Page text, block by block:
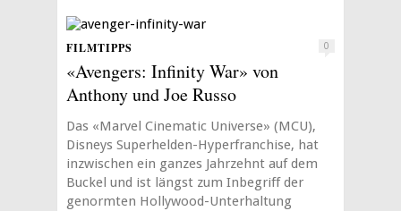
FILMTIPPS 0
«Avengers: Infinity War» von
Anthony und Joe Russo
Das «Marvel Cinematic Universe» (MCU),
Disneys Superhelden-Hyperfranchise, hat
inzwischen ein ganzes Jahrzehnt auf dem
Buckel und ist längst zum Inbegriff der
genormten Hollywood-Unterhaltung